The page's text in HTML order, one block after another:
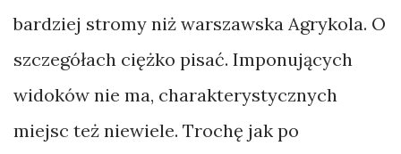
bardziej stromy niż warszawska Agrykola. O
szczegółach ciężko pisać. Imponujących
widoków nie ma, charakterystycznych
miejsc też niewiele. Trochę jak po